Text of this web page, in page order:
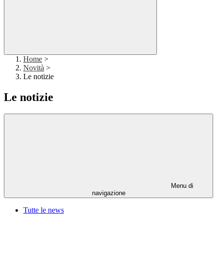
Home >
Novità >
Le notizie
Le notizie
Menu di
navigazione
Tutte le news